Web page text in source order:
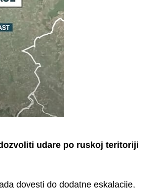
udare po ruskoj teritoriji
dovesti do dodatne eskalacije,